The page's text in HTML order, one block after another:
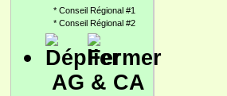
* Conseil Régional #1
* Conseil Régional #2
AG & CA